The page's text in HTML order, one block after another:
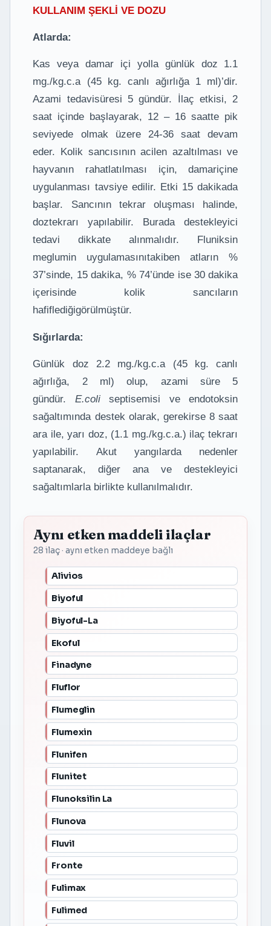
KULLANIM ŞEKLİ VE DOZU
Atlarda:
Kas veya damar içi yolla günlük doz 1.1
mg./kg.c.a (45 kg. canlı ağırlığa 1 ml)’dir.
Azami tedavisüresi 5 gündür. İlaç etkisi, 2
saat içinde başlayarak, 12 – 16 saatte pik
seviyede olmak üzere 24-36 saat devam
eder. Kolik sancısının acilen azaltılması ve
hayvanın rahatlatılması için, damariçine
uygulanması tavsiye edilir. Etki 15 dakikada
başlar. Sancının tekrar oluşması halinde,
doztekrarı yapılabilir. Burada destekleyici
tedavi dikkate alınmalıdır. Fluniksin
meglumin uygulamasınıtakiben atların %
37’sinde, 15 dakika, % 74’ünde ise 30 dakika
içerisinde kolik sancıların
hafiflediğigörülmüştür.
Sığırlarda:
Günlük doz 2.2 mg./kg.c.a (45 kg. canlı
ağırlığa, 2 ml) olup, azami süre 5
gündür. E.coliseptisemisi ve endotoksin
sağaltımında destek olarak, gerekirse 8 saat
ara ile, yarı doz, (1.1 mg./kg.c.a.) ilaç tekrarı
yapılabilir. Akut yangılarda nedenler
saptanarak, diğer ana ve destekleyici
sağaltımlarla birlikte kullanılmalıdır.
Aynı etken maddeli ilaçlar
28 ilaç · aynı etken maddeye bağlı
Alivios
Biyoful
Biyoful-La
Ekoful
Finadyne
Fluflor
Flumeglin
Flumexin
Flunifen
Flunitet
Flunoksilin La
Flunova
Fluvil
Fronte
Fulimax
Fulimed